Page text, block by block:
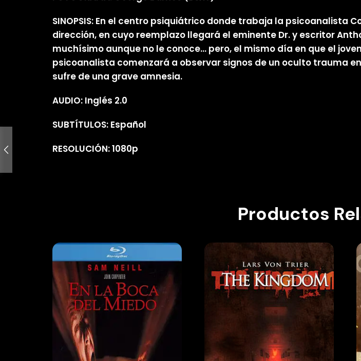
SINOPSIS: En el centro psiquiátrico donde trabaja la psicoanalista
dirección, en cuyo reemplazo llegará el eminente Dr. y escritor
muchísimo aunque no le conoce… pero, el mismo día en que el
psicoanalista comenzará a observar signos de un oculto trauma
sufre de una grave amnesia.
AUDIO: Inglés 2.0
SUBTÍTULOS: Español
RESOLUCIÓN: 1080p
Productos